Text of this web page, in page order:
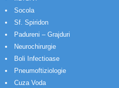
Socola
Sf. Spiridon
Padureni – Grajduri
Neurochirurgie
Boli Infectioase
Pneumoftiziologie
Cuza Voda